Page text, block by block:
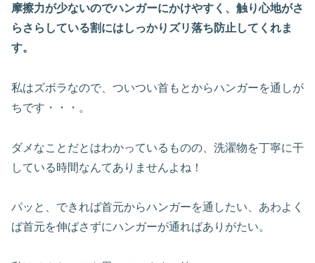
摩擦力が少ないのでハンガーにかけやすく、触り心地がさ
らさらしている割にはしっかりズリ落ち防止してくれま
す。
私はズボラなので、ついつい首もとからハンガーを通しが
ちです・・・。
ダメなことだとはわかっているものの、洗濯物を丁寧に干
している時間なんてありませんよね！
パッと、できれば首元からハンガーを通したい、あわよく
ば首元を伸ばさずにハンガーが通ればありがたい。